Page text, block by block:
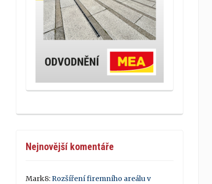
Nejnovější komentáře
Mark8:Rozšíření firemního areálu v